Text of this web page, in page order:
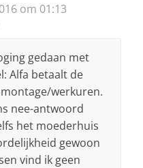
om 01:13
gedaan met
Alfa betaalt de
werkuren.
nee-antwoord
het moederhuis
gewoon
vind ik geen